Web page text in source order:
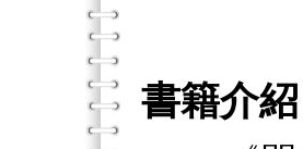
書籍介紹